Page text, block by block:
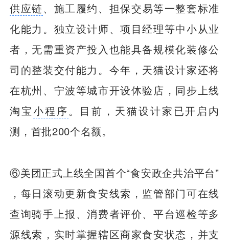
供应链、施工履约、担保交易等一整套标准
化能力。独立设计师、项目经理等中小从业
者，无需重资产投入也能具备规模化装修公
司的整装交付能力。今年，天猫设计家还将
在杭州、宁波等城市开设体验店，同步上线
淘宝小程序。目前，天猫设计家已开启内
测，首批200个名额。
⑥美团正式上线全国首个“食安政企共治平台”
，每日滚动更新食安线索，监管部门可在线
查询骑手上报、消费者评价、平台巡检等多
源线索，实时掌握辖区商家食安状态，并支